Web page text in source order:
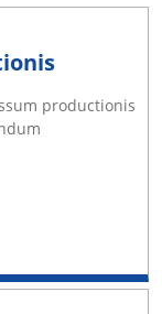
productionis